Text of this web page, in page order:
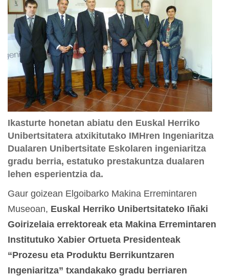
Ikasturte honetan abiatu den Euskal Herriko
Unibertsitatera atxikitutako IMHren Ingeniaritza
Dualaren Unibertsitate Eskolaren ingeniaritza
gradu berria, estatuko prestakuntza dualaren
lehen esperientzia da.
Gaur goizean Elgoibarko Makina Erremintaren
Museoan, Euskal Herriko Unibertsitateko Iñaki
Goirizelaia errektoreak eta Makina Erremintaren
Institutuko Xabier Ortueta Presidenteak
“Prozesu eta Produktu Berrikuntzaren
Ingeniaritza” txandakako gradu berriaren